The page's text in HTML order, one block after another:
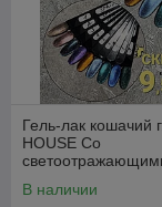
Гель-лак кошачий
HOUSE Со
"Сфинкс № 1-9
В наличии